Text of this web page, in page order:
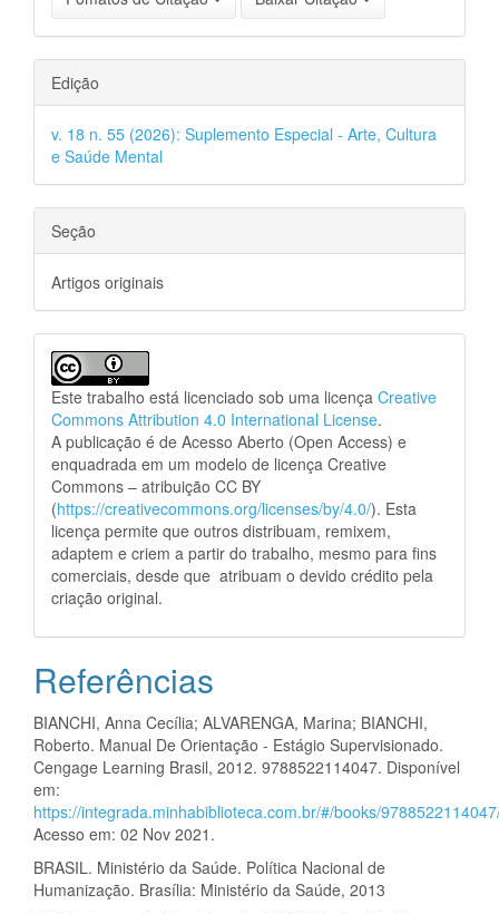
Edição
v. 18 n. 55 (2026): Suplemento Especial - Arte, Cultura
e Saúde Mental
Seção
Artigos originais
Este trabalho está licenciado sob uma licença Creative
Commons Attribution 4.0 International License.
A publicação é de Acesso Aberto (Open Access) e
enquadrada em um modelo de licença Creative
Commons – atribuição CC BY
(https://creativecommons.org/licenses/by/4.0/). Esta
licença permite que outros distribuam, remixem,
adaptem e criem a partir do trabalho, mesmo para fins
comerciais, desde que atribuam o devido crédito pela
criação original.
Referências
BIANCHI, Anna Cecília; ALVARENGA, Marina; BIANCHI,
Roberto. Manual De Orientação - Estágio Supervisionado.
Cengage Learning Brasil, 2012. 9788522114047. Disponível
em:
https://integrada.minhabiblioteca.com.br/#/books/
Acesso em: 02 Nov 2021.
BRASIL. Ministério da Saúde. Política Nacional de
Humanização. Brasília: Ministério da Saúde, 2013